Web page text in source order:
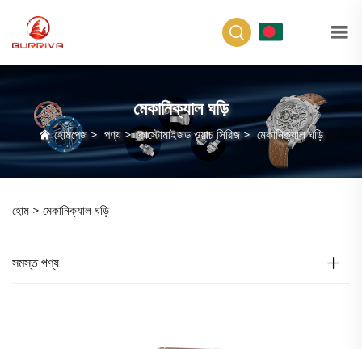
মেকানিক্যাল ঘড়ি
হোমপেজ> পণ্য>কাস্টোমাইজড ওয়াচ সিরিজ> মেকানিক্যাল ঘড়ি
হোম > মেকানিক্যাল ঘড়ি
সমস্ত পণ্য